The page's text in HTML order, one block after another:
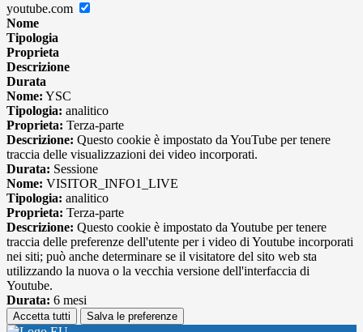
youtube.com
Nome
Tipologia
Proprieta
Descrizione
Durata
Nome: YSC
Tipologia: analitico
Proprieta: Terza-parte
Descrizione: Questo cookie è impostato da YouTube per tenere
traccia delle visualizzazioni dei video incorporati.
Durata: Sessione
Nome: VISITOR_INFO1_LIVE
Tipologia: analitico
Proprieta: Terza-parte
Descrizione: Questo cookie è impostato da Youtube per tenere
traccia delle preferenze dell'utente per i video di Youtube incorporati
nei siti; può anche determinare se il visitatore del sito web sta
utilizzando la nuova o la vecchia versione dell'interfaccia di
Youtube.
Durata: 6 mesi
Accetta tutti Salva le preferenze